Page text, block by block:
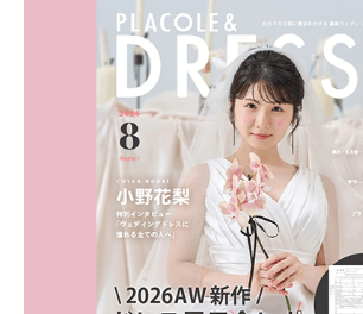
内容：特典金額・条件・応募方
一番お得？」「プラコレの特典は
解決します。 まずは診断で候補
ング診断」か、体験型 […]